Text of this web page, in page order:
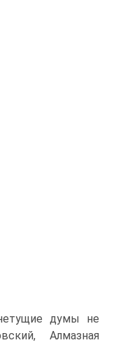
думы не
Алмазная